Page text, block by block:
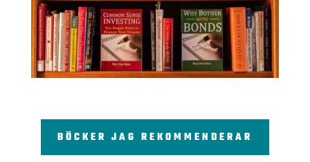
BÖCKER JAG REKOMMENDERAR